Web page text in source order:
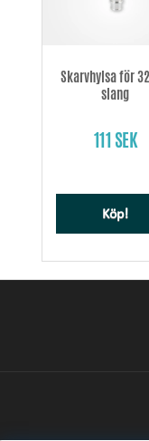
Skarvhylsa för
slang
111 SEK
Köp!